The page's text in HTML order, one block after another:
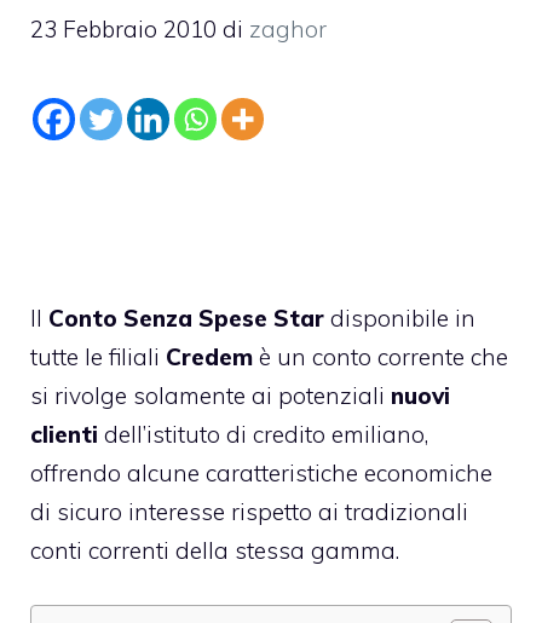
23 Febbraio 2010 di zaghor
Il Conto Senza Spese Star disponibile in
tutte le filiali Credem è un conto corrente che
si rivolge solamente ai potenziali nuovi
clienti dell’istituto di credito emiliano,
offrendo alcune caratteristiche economiche
di sicuro interesse rispetto ai tradizionali
conti correnti della stessa gamma.